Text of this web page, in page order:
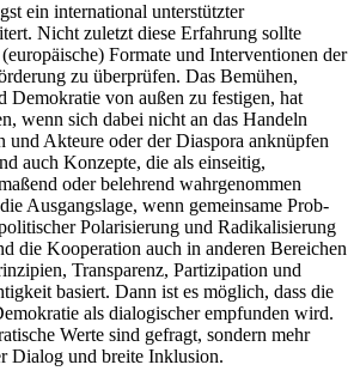
ein internatio­nal unterstützter
Nicht zuletzt diese Erfahrung sollte
Formate und Interventionen der
zu überprüfen. Das Bemühen,
Demokratie von außen zu festigen, hat
wenn sich dabei nicht an das Handeln
und Akteure oder der Diaspora anknüpfen
auch Konzepte, die als einseitig,
oder beleh­rend wahrgenommen
Ausgangslage, wenn gemeinsame Prob­
Polarisie­rung und Radikalisierung
die Kooperation auch in anderen Bereichen
Transparenz, Partizipation und
basiert. Dann ist es mög­lich, dass die
als dialogischer empfunden wird.
Werte sind gefragt, sondern mehr
Dialog und breite Inklusion.